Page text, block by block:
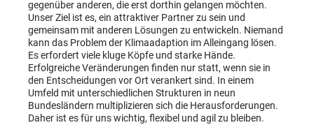
gegenüber anderen, die erst dorthin gelangen möchten.
Unser Ziel ist es, ein attraktiver Partner zu sein und
gemeinsam mit anderen Lösungen zu entwickeln. Niemand
kann das Problem der Klimaadaption im Alleingang lösen.
Es erfordert viele kluge Köpfe und starke Hände.
Erfolgreiche Veränderungen finden nur statt, wenn sie in
den Entscheidungen vor Ort verankert sind. In einem
Umfeld mit unterschiedlichen Strukturen in neun
Bundesländern multiplizieren sich die Herausforderungen.
Daher ist es für uns wichtig, flexibel und agil zu bleiben.